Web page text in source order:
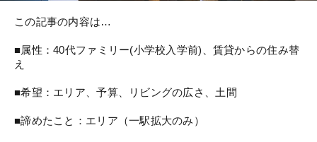
この記事の内容は…
■属性：40代ファミリー(小学校入学前)、賃貸からの住み替
え
■希望：エリア、予算、リビングの広さ、土間
■諦めたこと：エリア（一駅拡大のみ）